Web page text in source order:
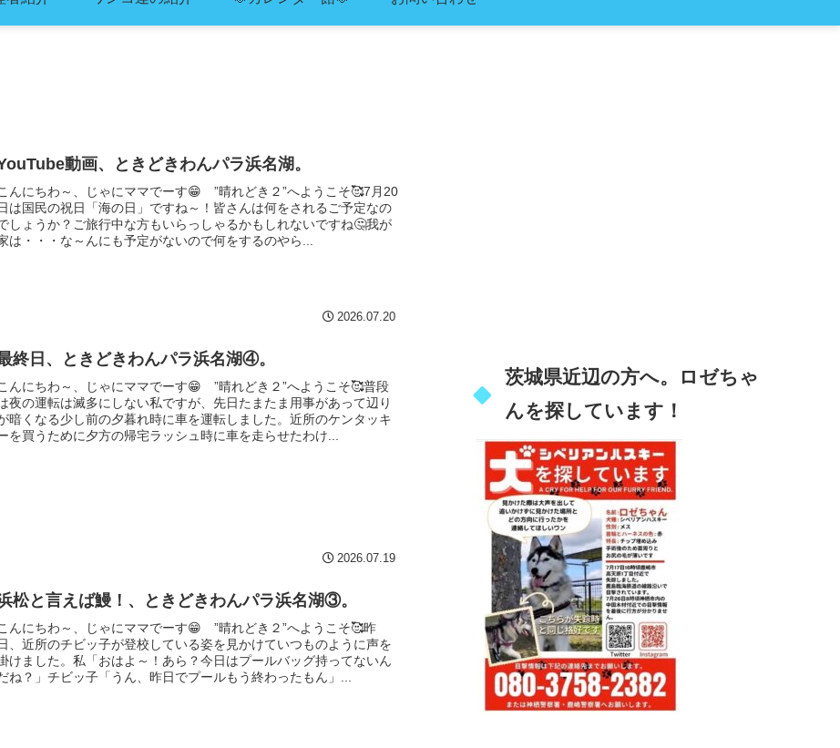
動画、ときどきわんパラ浜名湖。
んにちわ～、じゃにママでーす😁 ”晴れどき２”へようこそ🥰7月20
は国民の祝日「海の日」ですね～！皆さんは何をされるご予定なの
しょうか？ご旅行中な方もいらっしゃるかもしれないですね🤔我が
は・・・な～んにも予定がないので何をするのやら...
2026.07.20
終日、ときどきわんパラ浜名湖④。
んにちわ～、じゃにママでーす😁 ”晴れどき２”へようこそ🥰普段
夜の運転は滅多にしない私ですが、先日たまたま用事があって辺り
暗くなる少し前の夕暮れ時に車を運転しました。近所のケンタッキ
を買うために夕方の帰宅ラッシュ時に車を走らせたわけ...
2026.07.19
松と言えば鰻！、ときどきわんパラ浜名湖③。
んにちわ～、じゃにママでーす😁 ”晴れどき２”へようこそ🥰昨
、近所のチビッ子が登校している姿を見かけていつものように声を
けました。私「おはよ～！あら？今日はプールバッグ持ってないん
ね？」チビッ子「うん、昨日でプールもう終わったもん」...
茨城県近辺の方へ。ロゼちゃ
んを探しています！